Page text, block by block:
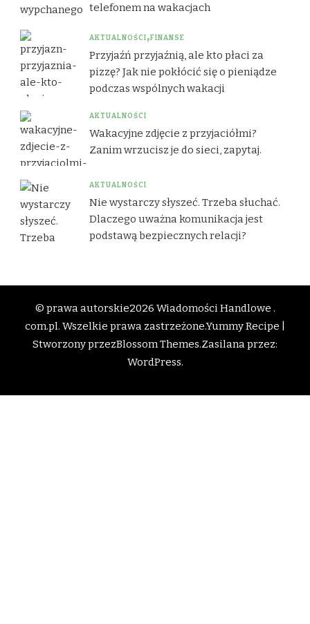
telefonem na wakacjach
AKTUALNOŚCI FINANSE
Przyjaźń przyjaźnią, ale kto płaci za
pizzę? Jak nie pokłócić się o pieniądze
podczas wspólnych wakacji
AKTUALNOŚCI
Wakacyjne zdjęcie z przyjaciółmi?
Zanim wrzucisz je do sieci, zapytaj.
AKTUALNOŚCI
Nie wystarczy słyszeć. Trzeba słuchać.
Dlaczego uważna komunikacja jest
podstawą bezpiecznych relacji?
© prawa autorskie2026 Wiadomości Handlowe .
com.pl. Wszelkie prawa zastrzeżone.Yummy Recipe |
Stworzony przezBlossom Themes.Zasilana przez:
WordPress.